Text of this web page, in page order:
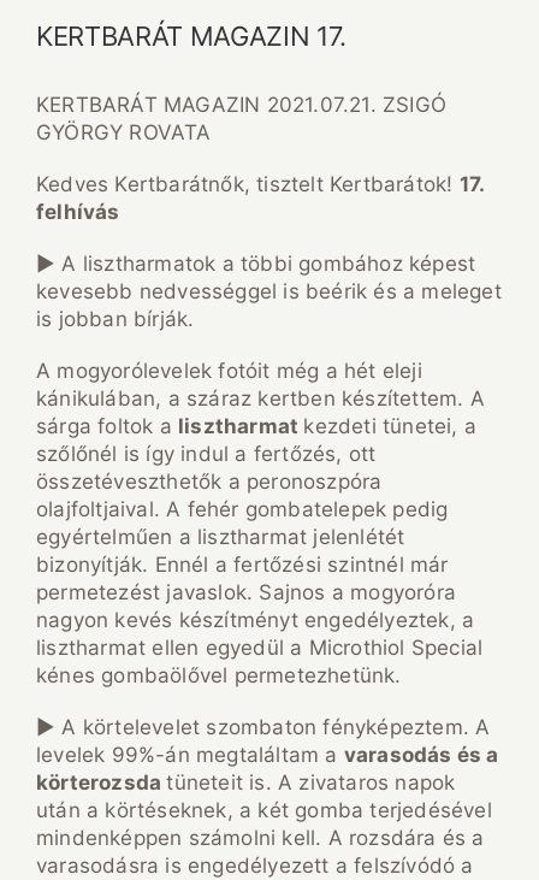
KERTBARÁT MAGAZIN 17.
KERTBARÁT MAGAZIN 2021.07.21. ZSIGÓ
GYÖRGY ROVATA
Kedves Kertbarátnők, tisztelt Kertbarátok! 17.
felhívás
► A lisztharmatok a többi gombához képest
kevesebb nedvességgel is beérik és a meleget
is jobban bírják.
A mogyorólevelek fotóit még a hét eleji
kánikulában, a száraz kertben készítettem. A
sárga foltok a lisztharmat kezdeti tünetei, a
szőlőnél is így indul a fertőzés, ott
összetéveszthetők a peronoszpóra
olajfoltjaival. A fehér gombatelepek pedig
egyértelműen a lisztharmat jelenlétét
bizonyítják. Ennél a fertőzési szintnél már
permetezést javaslok. Sajnos a mogyoróra
nagyon kevés készítményt engedélyeztek, a
lisztharmat ellen egyedül a Microthiol Special
kénes gombaölővel permetezhetünk.
► A körtelevelet szombaton fényképeztem. A
levelek 99%-án megtaláltam a varasodás és a
körterozsdatüneteit is. A zivataros napok
után a körtéseknek, a két gomba terjedésével
mindenképpen számolni kell. A rozsdára és a
varasodásra is engedélyezett a felszívódó a